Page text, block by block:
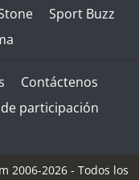
Sport Buzz
Contáctenos
de participación
2006-2026 - Todos los